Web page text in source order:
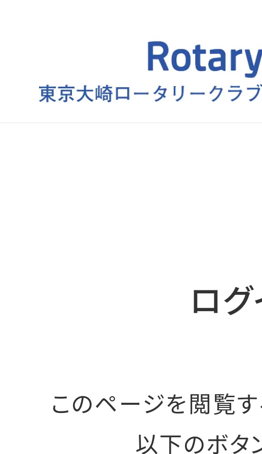
ロ
このページを閲覧
以下のボタ